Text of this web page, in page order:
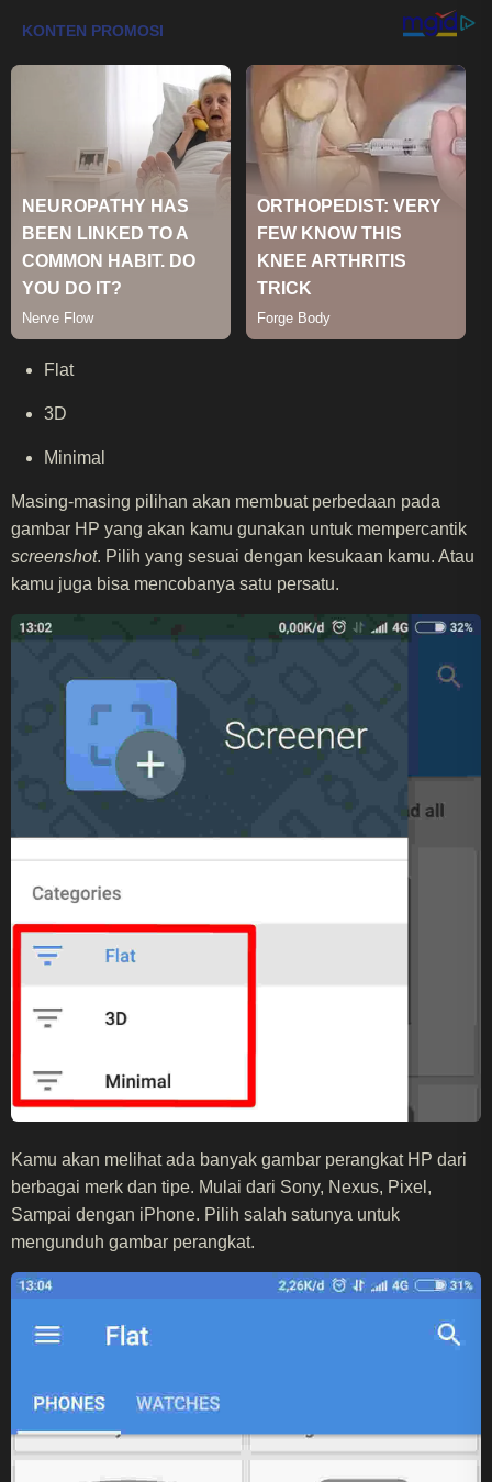
Flat
3D
Minimal
Masing-masing pilihan akan membuat perbedaan pada
gambar HP yang akan kamu gunakan untuk mempercantik
screenshot. Pilih yang sesuai dengan kesukaan kamu. Atau
kamu juga bisa mencobanya satu persatu.
Kamu akan melihat ada banyak gambar perangkat HP dari
berbagai merk dan tipe. Mulai dari Sony, Nexus, Pixel,
Sampai dengan iPhone. Pilih salah satunya untuk
mengunduh gambar perangkat.